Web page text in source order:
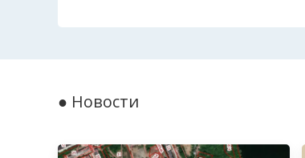
● Новости